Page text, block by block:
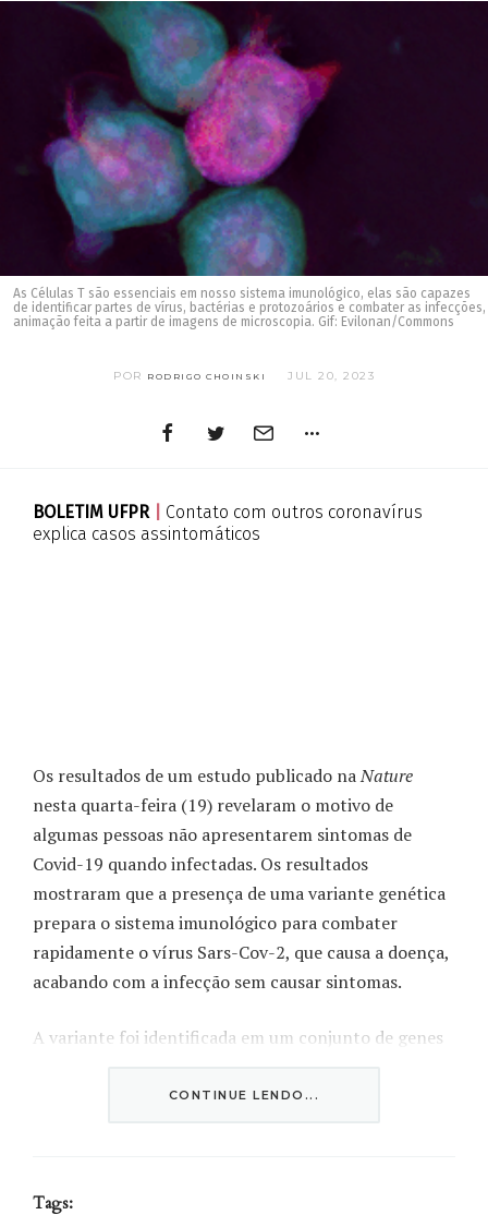
As Células T são essenciais em nosso sistema imunológico, elas são capazes
de identificar partes de vírus, bactérias e protozoários e combater as infecções,
animação feita a partir de imagens de microscopia. Gif: Evilonan/Commons
POR RODRIGO CHOINSKI JUL 20, 2023
BOLETIM UFPR
Contato com outros coronavírus
explica casos assintomáticos
Os resultados de um estudo publicado naNature
nesta quarta-feira (19) revelaram o motivo de
algumas pessoas não apresentarem sintomas de
Covid-19 quando infectadas. Os resultados
mostraram que a presença de uma variante genética
prepara o sistema imunológico para combater
rapidamente o vírus Sars-Cov-2, que causa a doença,
acabando com a infecção sem causar sintomas.
A variante foi identificada em um conjunto de genes
Human Leukocyte Antigen). Quando temos
que as células T, uma de nossas células de defesa,
CONTINUE LENDO...
Tags: